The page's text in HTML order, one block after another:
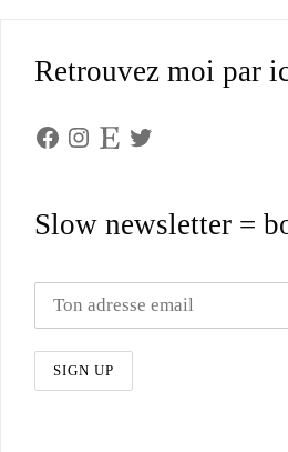
Retrouvez moi par
Facebook
Instagram
Etsy Twitter
Slow newsletter =